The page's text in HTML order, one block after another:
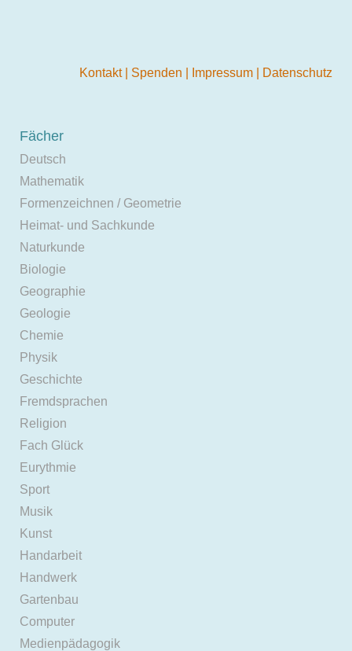
Kontakt Spenden Impressum Datenschutz
Fächer
Deutsch
Mathematik
Formenzeichnen / Geometrie
Heimat- und Sachkunde
Naturkunde
Biologie
Geographie
Geologie
Chemie
Physik
Geschichte
Fremdsprachen
Religion
Fach Glück
Eurythmie
Sport
Musik
Kunst
Handarbeit
Handwerk
Gartenbau
Computer
Medienpädagogik